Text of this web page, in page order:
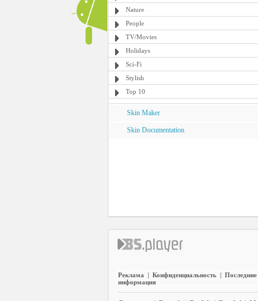
Nature
People
TV/Movies
Holidays
Sci-Fi
Stylish
Top 10
Skin Maker
Skin Documentation
Реклама | Конфиденциальность | Последние
информация